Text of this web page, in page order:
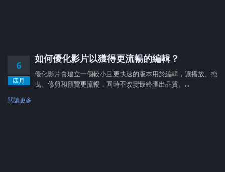
6
四月
如何優化影片以獲得更流暢的編輯？
優化影片會建立一個較小且更快速的版本用於編輯，讓播放、拖
曳、修剪和預覽更流暢，同時不改變最終匯出品質。...
閱讀更多